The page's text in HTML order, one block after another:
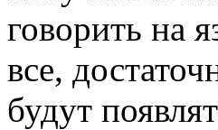
говорить на
все,
будут